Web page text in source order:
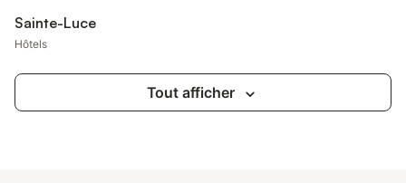
Sainte-Luce
Hôtels
Tout afficher